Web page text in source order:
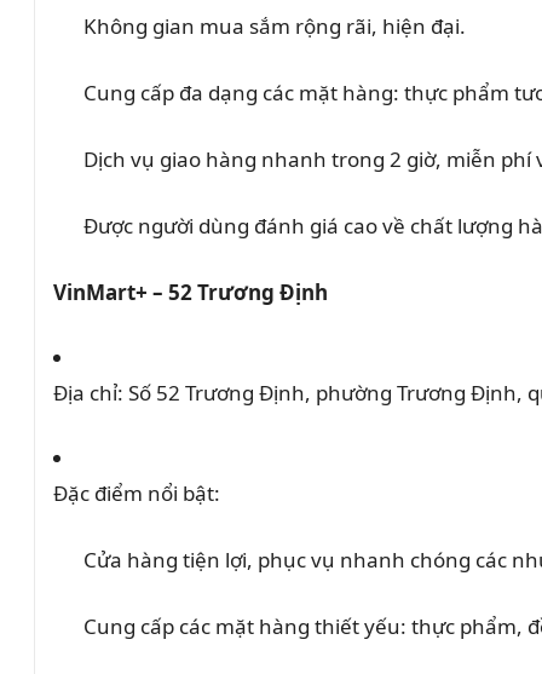
Không gian mua sắm rộng rãi, hiện đại.
Cung cấp đa dạng các mặt hàng: thực phẩm
Dịch vụ giao hàng nhanh trong 2 giờ, miễn phí
Được người dùng đánh giá cao về chất lượng
VinMart+ – 52 Trương Định
Địa chỉ: Số 52 Trương Định, phường Trương Định,
Đặc điểm nổi bật:
Cửa hàng tiện lợi, phục vụ nhanh chóng các
Cung cấp các mặt hàng thiết yếu: thực phẩm,